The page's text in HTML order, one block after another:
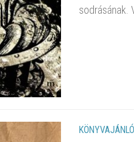
sodrásának.
KÖNYVAJÁNLÓ